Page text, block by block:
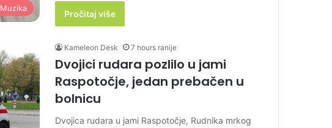
Muzika
Pročitaj više
Kameleon Desk 7 hours ranije
Dvojici rudara pozlilo u jami
Raspotočje, jedan prebačen u
bolnicu
Dvojica rudara u jami Raspotočje, Rudnika mrkog